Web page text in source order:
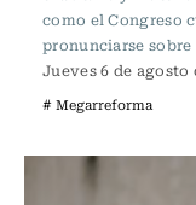
como el Congreso
pronunciarse
Jueves 6 de agosto
# Megarreforma